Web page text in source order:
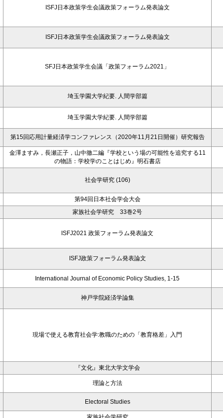
ISFJ日本政策学生会議政策フォーラム発表論文
ISFJ日本政策学生会議政策フォーラム発表論文
SFJ日本政策学生会議「政策フォーラム2021」
埼玉学園大学紀要. 人間学部篇
埼玉学園大学紀要. 人間学部篇
第15回応用計量経済学コンファレンス（2020年11月21日開催）研究報告
金澤ますみ，長瀬正子，山中徹二編『学校という場の可能性を追究する11
の物語：学校学のことはじめ』明石書店
社会学研究 (106)
第94回日本社会学会大会
家族社会学研究 33巻2号
ISFJ2021 政策フォーラム発表論文
ISFJ政策フォーラム発表論文
International Journal of Economic Policy Studies, 1-15
神戸学院経済学論集
現場で使える教育社会学:教職のための「教育格差」入門
『文化』東北大学文学会
理論と方法
Electoral Studies